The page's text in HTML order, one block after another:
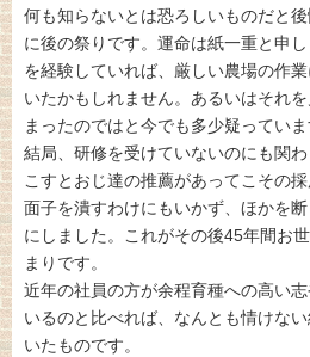
何も知らないとは恐ろしいものだと
に後の祭りです。運命は紙一重と申
を経験していれば、厳しい農場の作
いたかもしれません。あるいはそれ
まったのではと今でも多少疑っていま
結局、研修を受けていないのにも関
こすとおじ達の推薦があってこその
面子を潰すわけにもいかず、ほかを
にしました。これがその後45年間お
まりです。
近年の社員の方が余程育種への高い
いるのと比べれば、なんとも情けな
いたものです。